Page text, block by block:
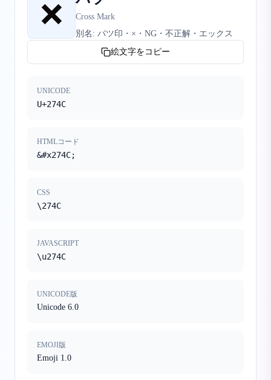
❌
Cross Mark
別名: バツ印・×・NG・不正解・エックス
絵文字をコピー
UNICODE
U+274C
HTMLコード
&#x274C;
CSS
\274C
JAVASCRIPT
\u274C
UNICODE版
Unicode 6.0
EMOJI版
Emoji 1.0